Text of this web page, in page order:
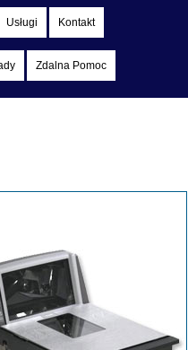
Usługi Kontakt
Zdalna Pomoc